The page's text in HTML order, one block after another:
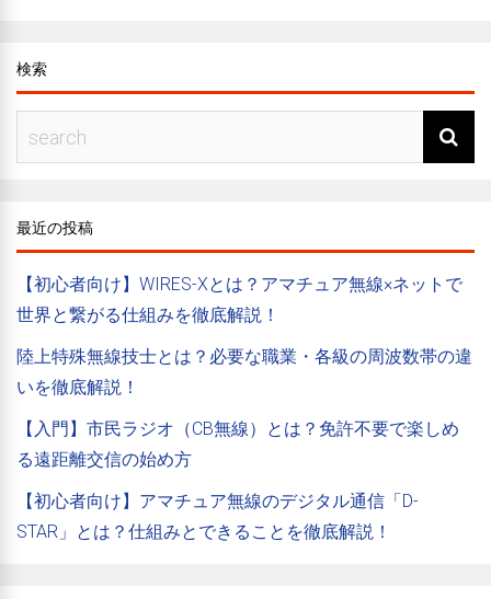
検索
最近の投稿
【初心者向け】WIRES-Xとは？アマチュア無線×ネットで
世界と繋がる仕組みを徹底解説！
陸上特殊無線技士とは？必要な職業・各級の周波数帯の違
いを徹底解説！
【入門】市民ラジオ（CB無線）とは？免許不要で楽しめ
る遠距離交信の始め方
【初心者向け】アマチュア無線のデジタル通信「D-
STAR」とは？仕組みとできることを徹底解説！